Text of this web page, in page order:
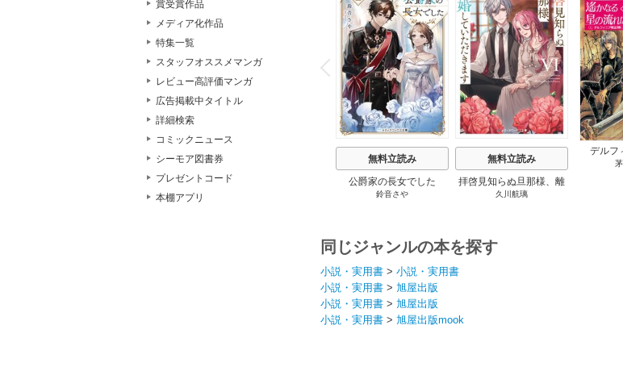
賞受賞作品
メディア化作品
特集一覧
スタッフオススメマンガ
レビュー高評価マンガ
広告掲載中タイトル
詳細検索
コミックニュース
シーモア図書券
プレゼントコード
本棚アプリ
P
r
e
v
i
o
u
s
無料立読み
公爵家の長女でした
鈴音さや
無料立読み
拝啓見知らぬ旦那様、離
婚していただきます
久川航璃
デルフ
同じジャンルの本を探す
小説・実用書 > 小説・実用書
小説・実用書 > 旭屋出版
小説・実用書 > 旭屋出版
小説・実用書 > 旭屋出版mook